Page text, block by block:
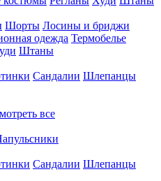
Шорты Лосины и бриджи
одежда Термобелье
Штаны
Сандалии Шлепанцы
все
Сандалии Шлепанцы